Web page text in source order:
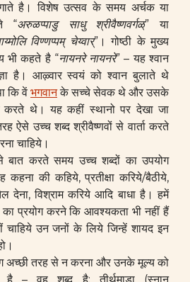
है। विशेष उत्सव के समय अर्चक या
“अरुळप्पाडु साधु श्रीवैष्णवर्गळ्” या
विण्णप्पम् चेय्वार्”। गोष्ठी के मुख्य
भी कहते है “नायनरे नायनरे” – यह श्वान
है। आऴ्वार स्वयं को श्वान बुलाते थे
कि वें भगवानके सच्चे सेवक थे और उसके
करते थे। यह कहीं स्थानो पर देखा जा
ऐसे उच्च शब्द श्रीवैष्णवों से वार्ता करते
चाहिये।
बात करते समय उच्च शब्दों का उपयोग
की कहिये, प्रतीक्षा करिये/बैठीये,
देना, विश्राम करिये आदि बाधा है। हमें
का प्रयोग करने कि आवश्यकता भी नहीं हैं
चाहिये उन जनों के लिये जिन्हें शायद इन
अच्छी तरह से न करना और उनके मूल्य को